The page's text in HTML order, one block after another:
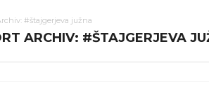
#štajgerjeva južna
ARCHIV: #ŠTAJGERJEVA